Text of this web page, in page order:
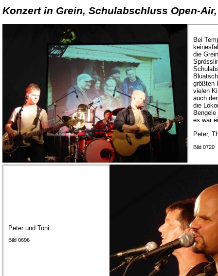
Konzert in Grein, Schulabschluss Open-
Bei
die
größten
vielen
auch
die
es war
Peter,
Bild 0720
Peter und Toni
Bild 0696